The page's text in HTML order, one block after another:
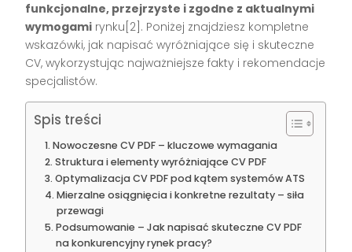
funkcjonalne, przejrzyste i zgodne z aktualnymi
wymogami rynku[2]. Poniżej znajdziesz kompletne
wskazówki, jak napisać wyróżniające się i skuteczne
CV, wykorzystując najważniejsze fakty i rekomendacje
specjalistów.
Spis treści
Nowoczesne CV PDF – kluczowe wymagania
Struktura i elementy wyróżniające CV PDF
Optymalizacja CV PDF pod kątem systemów ATS
Mierzalne osiągnięcia i konkretne rezultaty – siła
przewagi
Podsumowanie – Jak napisać skuteczne CV PDF
na konkurencyjny rynek pracy?